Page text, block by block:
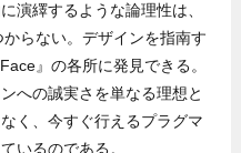
演繹するような論理性は、
らない。デザインを指南す
』の各所に発見できる。
への誠実さを単なる理想と
く、今すぐ行えるプラグマ
いるのである。